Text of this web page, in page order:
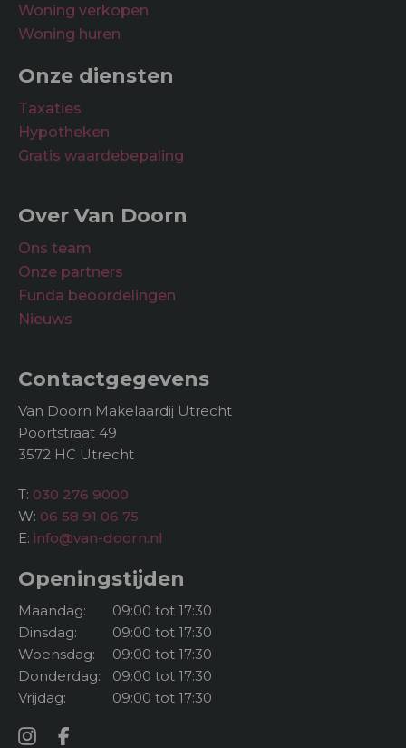
Buiten
Woning verkopen
Woning huren
Onze diensten
Taxaties
Hypotheken
Gratis waardebepaling
Over Van Doorn
Ons team
Onze partners
Funda beoordelingen
Nieuws
Contactgegevens
Van Doorn Makelaardij Utrecht
Poortstraat 49
3572 HC Utrecht
T: 030 276 9000
W: 06 58 91 06 75
E: info@van-doorn.nl
Openingstijden
Maandag:
09:00 tot 17:30
Dinsdag:
09:00 tot 17:30
Woensdag:
09:00 tot 17:30
Donderdag:
09:00 tot 17:30
Vrijdag:
09:00 tot 17:30